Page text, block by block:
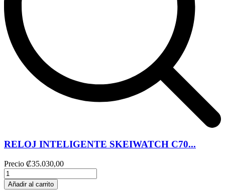
RELOJ INTELIGENTE SKEIWATCH C70...
Precio ₡35.030,00
Añadir al carrito